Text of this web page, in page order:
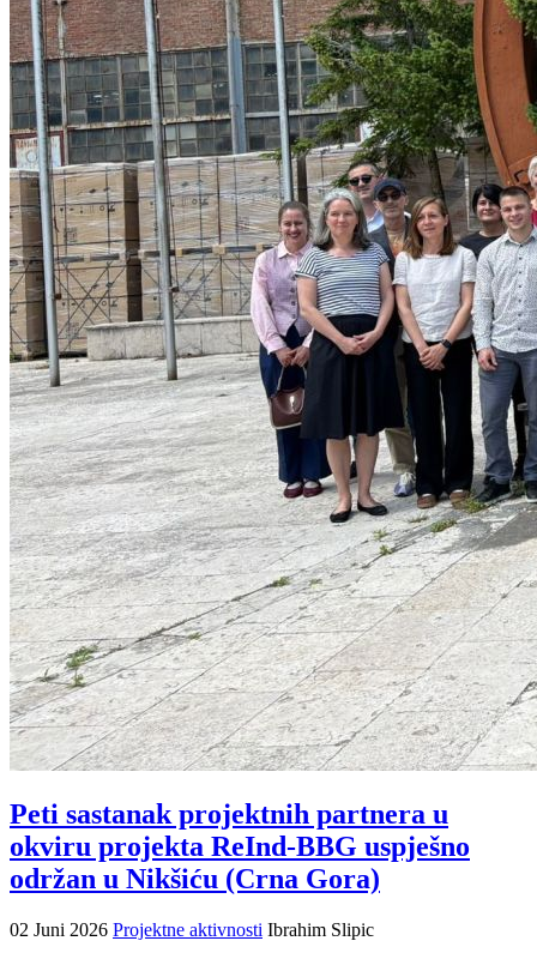
Peti sastanak projektnih partnera u
okviru projekta ReInd-BBG uspješno
održan u Nikšiću (Crna Gora)
02 Juni 2026 Projektne aktivnosti Ibrahim Slipic